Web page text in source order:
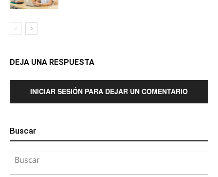
DEJA UNA RESPUESTA
INICIAR SESIÓN PARA DEJAR UN COMENTARIO
Buscar